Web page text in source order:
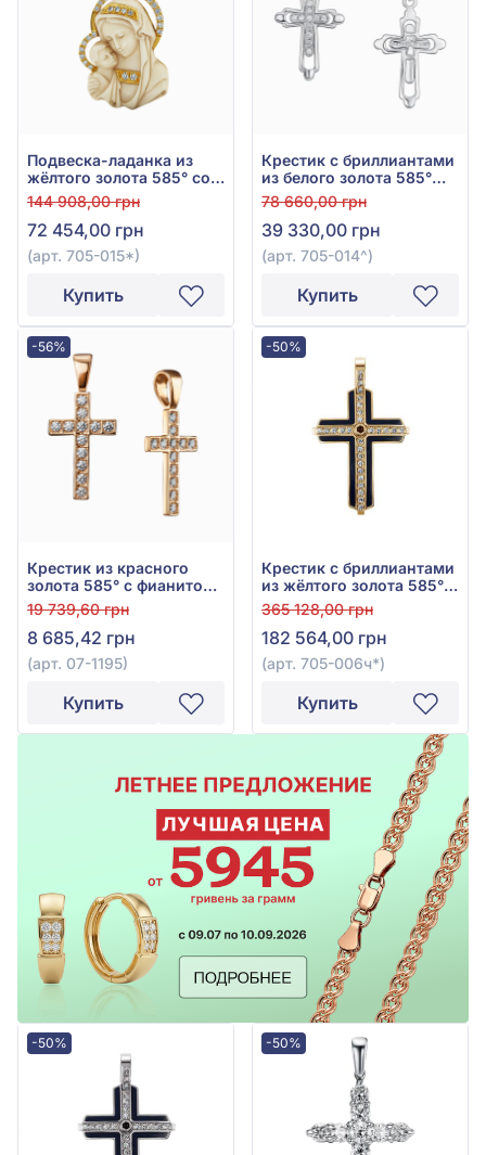
Подвеска-ладанка из
жёлтого золота 585° со
слоновой костью и
бриллиантом 0,1ct, арт.
705-015*
144 908,00 грн
72 454,00 грн
(арт. 705-015*)
Купить
Крестик с бриллиантами
из белого золота 585°
(Бриллиант 0,14ct), арт.
705-014
78 660,00 грн
39 330,00 грн
(арт. 705-014^)
Купить
-56%
Крестик из красного
золота 585° с фианитом,
арт. 07-1195
19 739,60 грн
8 685,42 грн
(арт. 07-1195)
Купить
-50%
Крестик с бриллиантами
из жёлтого золота 585° с
бриллиантом 0,6ct и
чёрной эмалью, арт.
705-006ч
365 128,00 грн
182 564,00 грн
(арт. 705-006ч*)
Купить
-50% -50%